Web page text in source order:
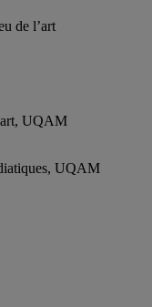
de l’art
UQAM
UQAM